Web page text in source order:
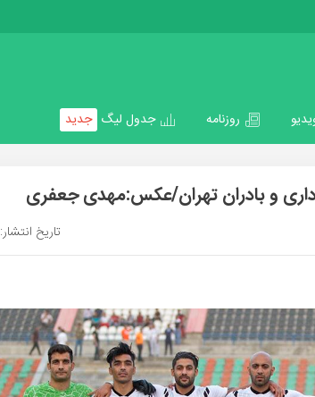
روزنامه جدول لیگ جدید
و بادران تهران/عکس:مهدی جعفری
تاریخ انتشار: 20 آگوست 2018